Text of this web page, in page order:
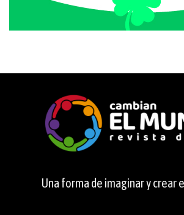
Una forma de imaginar y crear